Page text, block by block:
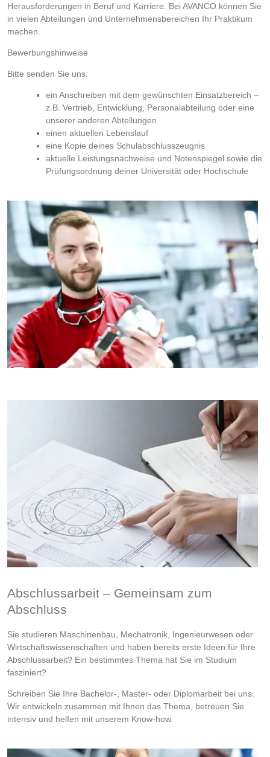
Herausforderungen in Beruf und Karriere. Bei AVANCO können Sie
in vielen Abteilungen und Unternehmensbereichen Ihr Praktikum
machen.
Bewerbungshinweise
Bitte senden Sie uns:
ein Anschreiben mit dem gewünschten Einsatzbereich –
z.B. Vertrieb, Entwicklung, Personalabteilung oder eine
unserer anderen Abteilungen
einen aktuellen Lebenslauf
eine Kopie deines Schulabschlusszeugnis
aktuelle Leistungsnachweise und Notenspiegel sowie die
Prüfungsordnung deiner Universität oder Hochschule
Abschlussarbeit – Gemeinsam zum
Abschluss
Sie studieren Maschinenbau, Mechatronik, Ingenieurwesen oder
Wirtschaftswissenschaften und haben bereits erste Ideen für Ihre
Abschlussarbeit? Ein bestimmtes Thema hat Sie im Studium
fasziniert?
Schreiben Sie Ihre Bachelor-, Master- oder Diplomarbeit bei uns.
Wir entwickeln zusammen mit Ihnen das Thema, betreuen Sie
intensiv und helfen mit unserem Know-how.